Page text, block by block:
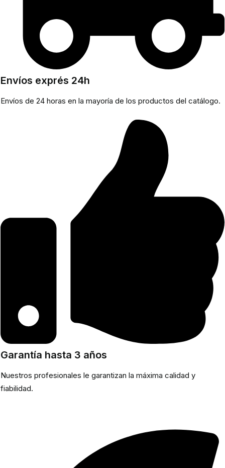
Envíos exprés 24h
Envíos de 24 horas en la mayoría de los productos del catálogo.
Garantía hasta 3 años
Nuestros profesionales le garantizan la máxima calidad y
fiabilidad.